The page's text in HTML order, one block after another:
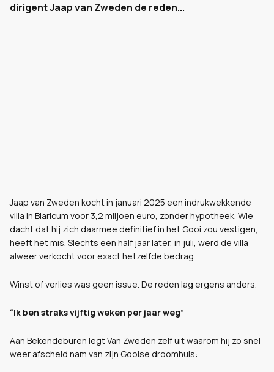
dirigent Jaap van Zweden de reden...
Jaap van Zweden kocht in januari 2025 een indrukwekkende
villa in Blaricum voor 3,2 miljoen euro, zonder hypotheek. Wie
dacht dat hij zich daarmee definitief in het Gooi zou vestigen,
heeft het mis. Slechts een half jaar later, in juli, werd de villa
alweer verkocht voor exact hetzelfde bedrag.
Winst of verlies was geen issue. De reden lag ergens anders.
“Ik ben straks vijftig weken per jaar weg”
Aan Bekendeburen legt Van Zweden zelf uit waarom hij zo snel
weer afscheid nam van zijn Gooise droomhuis: